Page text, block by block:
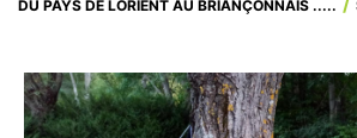
DU PAYS DE LORIENT AU BRIANÇONNAIS .....